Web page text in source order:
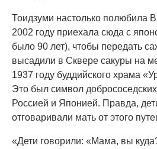
Тоидзуми настолько полюбила
2002 году приехала сюда с
было 90 лет), чтобы передать
высадили в Сквере сакуры на
1937 году буддийского храма
Это был символ
Россией и Японией. Правда,
отговаривали мать от этого
«Дети говорили: «Мама, вы